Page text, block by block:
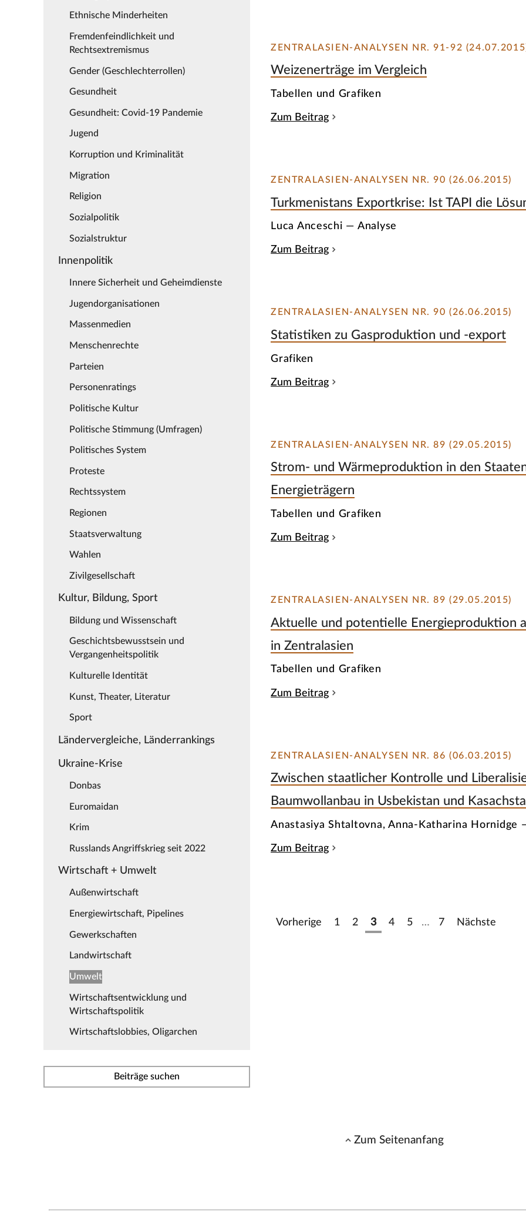
Ethnische Minderheiten
Fremdenfeindlichkeit und
Rechtsextremismus
Gender (Geschlechterrollen)
Gesundheit
Gesundheit: Covid-19 Pandemie
Jugend
Korruption und Kriminalität
Migration
Religion
Sozialpolitik
Sozialstruktur
Innenpolitik
Innere Sicherheit und Geheimdienste
Jugendorganisationen
Massenmedien
Menschenrechte
Parteien
Personenratings
Politische Kultur
Politische Stimmung (Umfragen)
Politisches System
Proteste
Rechtssystem
Regionen
Staatsverwaltung
Wahlen
Zivilgesellschaft
Kultur, Bildung, Sport
Bildung und Wissenschaft
Geschichtsbewusstsein und
Vergangenheitspolitik
Kulturelle Identität
Kunst, Theater, Literatur
Sport
Ländervergleiche, Länderrankings
Ukraine-Krise
Donbas
Euromaidan
Krim
Russlands Angriffskrieg seit 2022
Wirtschaft + Umwelt
Außenwirtschaft
Energiewirtschaft, Pipelines
Gewerkschaften
Landwirtschaft
Umwelt
Wirtschaftsentwicklung und
Wirtschaftspolitik
Wirtschaftslobbies, Oligarchen
Beiträge suchen
ZENTRALASIEN-ANALYSEN NR. 91-92
Weizenerträge im Vergleich
Tabellen und Grafiken
Zum Beitrag
ZENTRALASIEN-ANALYSEN NR. 90 (26.06.2015)
Turkmenistans Exportkrise: Ist TAPI die
Luca Anceschi — Analyse
Zum Beitrag
ZENTRALASIEN-ANALYSEN NR. 90 (26.06.2015)
Statistiken zu Gasproduktion und -export
Grafiken
Zum Beitrag
ZENTRALASIEN-ANALYSEN NR. 89 (29.05.2015)
Strom- und Wärmeproduktion in den
Energieträgern
Tabellen und Grafiken
Zum Beitrag
ZENTRALASIEN-ANALYSEN NR. 89 (29.05.2015)
Aktuelle und potentielle Energieproduktion
in Zentralasien
Tabellen und Grafiken
Zum Beitrag
ZENTRALASIEN-ANALYSEN NR. 86 (06.03.2015)
Zwischen staatlicher Kontrolle und
Baumwollanbau in Usbekistan und
Anastasiya Shtaltovna, Anna-Katharina Hornidge
Zum Beitrag
Vorherige 1 2 3 4 5 … 7 Nächste
Zum Seitenanfang